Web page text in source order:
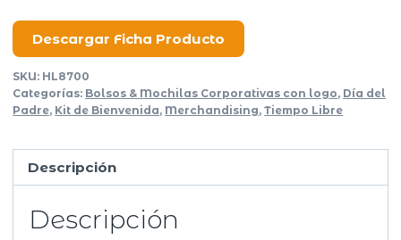
Descargar Ficha Producto
SKU: HL8700
Categorías: Bolsos & Mochilas Corporativas con logo, Día del
Padre, Kit de Bienvenida, Merchandising,Tiempo Libre
Descripción
Descripción